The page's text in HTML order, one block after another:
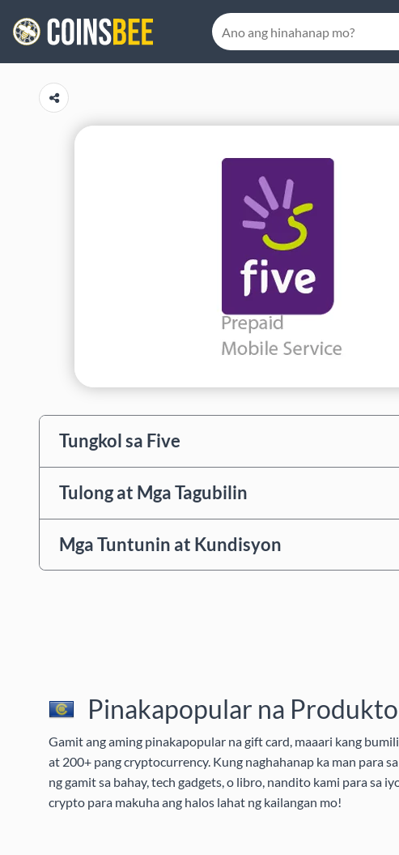
Tungkol sa Five
Tulong at Mga Tagubilin
Mga Tuntunin at Kundisyon
Pinakapopular na
Gamit ang aming pinakapopular na gift card, maaari kang
at 200+ pang cryptocurrency. Kung naghahanap ka man para
ng gamit sa bahay, tech gadgets, o libro, nandito kami para sa
crypto para makuha ang halos lahat ng kailangan mo!